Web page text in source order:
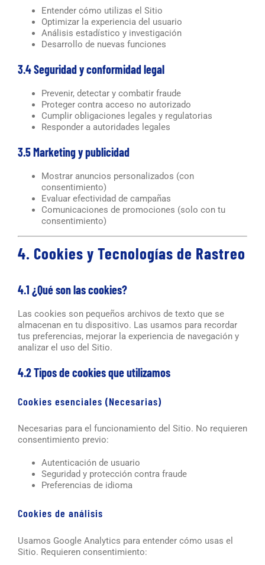
Entender cómo utilizas el Sitio
Optimizar la experiencia del usuario
Análisis estadístico y investigación
Desarrollo de nuevas funciones
3.4 Seguridad y conformidad legal
Prevenir, detectar y combatir fraude
Proteger contra acceso no autorizado
Cumplir obligaciones legales y regulatorias
Responder a autoridades legales
3.5 Marketing y publicidad
Mostrar anuncios personalizados (con
consentimiento)
Evaluar efectividad de campañas
Comunicaciones de promociones (solo con tu
consentimiento)
4. Cookies y Tecnologías de Rastreo
4.1 ¿Qué son las cookies?
Las cookies son pequeños archivos de texto que se
almacenan en tu dispositivo. Las usamos para recordar
tus preferencias, mejorar la experiencia de navegación y
analizar el uso del Sitio.
4.2 Tipos de cookies que utilizamos
Cookies esenciales (Necesarias)
Necesarias para el funcionamiento del Sitio. No requieren
consentimiento previo:
Autenticación de usuario
Seguridad y protección contra fraude
Preferencias de idioma
Cookies de análisis
Usamos Google Analytics para entender cómo usas el
Sitio. Requieren consentimiento: